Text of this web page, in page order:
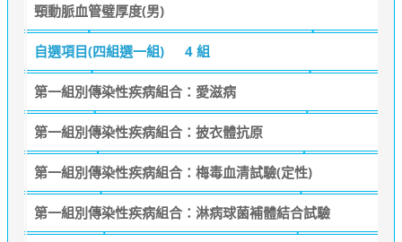
頸動脈血管璧厚度(男)
自選項目(四組選一組) 4 組
第一組別傳染性疾病組合：愛滋病
第一組別傳染性疾病組合：披衣體抗原
第一組別傳染性疾病組合：梅毒血清試驗(定性)
第一組別傳染性疾病組合：淋病球菌補體結合試驗